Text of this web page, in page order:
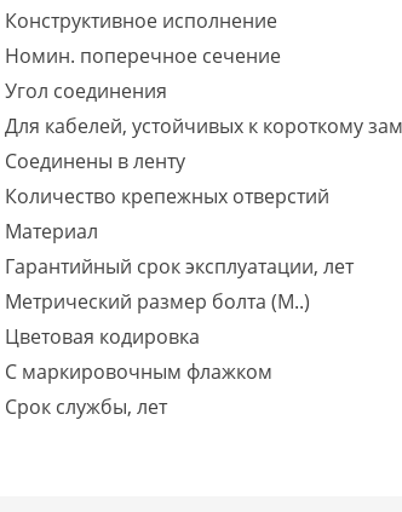
Конструктивное исполнение
Номин. поперечное сечение
Угол соединения
Для кабелей, устойчивых к короткому
Соединены в ленту
Количество крепежных отверстий
Материал
Гарантийный срок эксплуатации, лет
Метрический размер болта (М..)
Цветовая кодировка
С маркировочным флажком
Срок службы, лет